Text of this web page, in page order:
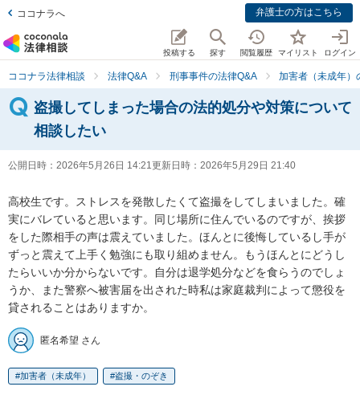
ココナラへ 弁護士の方はこちら
投稿する 探す 閲覧履歴 マイリスト ログイン
ココナラ法律相談 法律Q&A 刑事事件の法律Q&A 加害者（未成年）
盗撮してしまった場合の法的処分や対策について
相談したい
公開日時： 2026年5月26日 14:21更新日時： 2026年5月29日 21:40
高校生です。ストレスを発散したくて盗撮をしてしまいました。確
実にバレていると思います。同じ場所に住んでいるのですが、挨拶
をした際相手の声は震えていました。ほんとに後悔しているし手が
ずっと震えて上手く勉強にも取り組めません。もうほんとにどうし
たらいいか分からないです。自分は退学処分などを食らうのでしょ
うか、また警察へ被害届を出された時私は家庭裁判によって懲役を
貸されることはありますか。
匿名希望 さん
加害者（未成年） 盗撮・のぞき